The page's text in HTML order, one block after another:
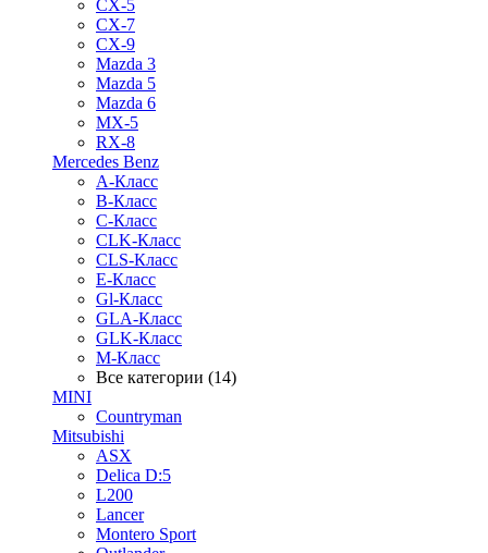
CX-5
CX-7
CX-9
Mazda 3
Mazda 5
Mazda 6
MX-5
RX-8
Mercedes Benz
A-Класс
B-Класс
C-Класс
CLK-Класс
CLS-Класс
E-Класс
Gl-Класс
GLA-Класс
GLK-Класс
M-Класс
Все категории (14)
MINI
Countryman
Mitsubishi
ASX
Delica D:5
L200
Lancer
Montero Sport